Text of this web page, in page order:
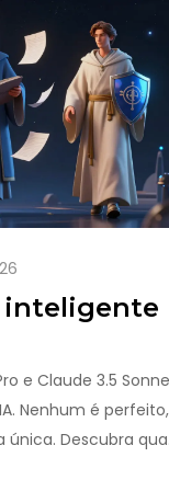
inteligente
e Claude 3.5
Nenhum é perfeito,
Descubra